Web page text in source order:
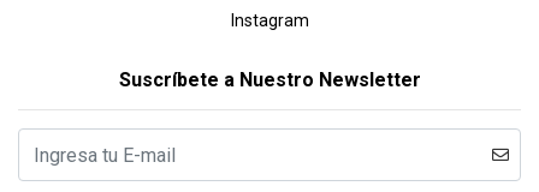
Instagram
Suscríbete a Nuestro Newsletter